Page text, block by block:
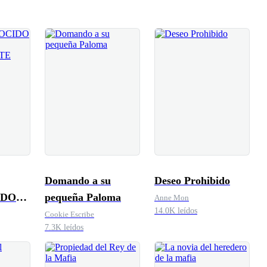
Domando a su
pequeña Paloma
Cookie Escribe
7.3K leídos
Deseo Prohibido
Anne Mon
14.0K leídos